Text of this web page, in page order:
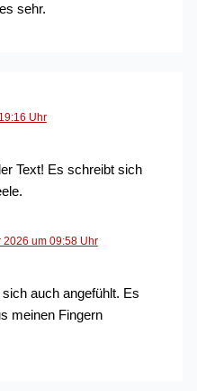
sehr.
Uhr
Text! Es schreibt sich
2026 um 09:58 Uhr
auch angefühlt. Es
meinen Fingern